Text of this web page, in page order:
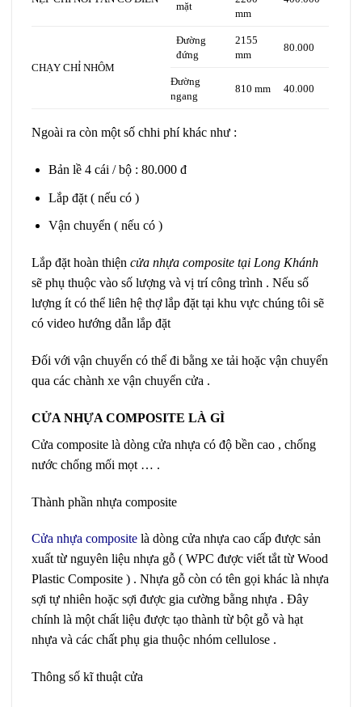
mặt
mm
CHẠY CHỈ NHÔM
Đường
đứng
2155
mm
80.000
Đường
ngang
810 mm 40.000
Ngoài ra còn một số chhi phí khác như :
Bản lề 4 cái / bộ : 80.000 đ
Lắp đặt ( nếu có )
Vận chuyển ( nếu có )
Lắp đặt hoàn thiện cửa nhựa composite tại Long Khánh
sẽ phụ thuộc vào số lượng và vị trí công trình . Nếu số
lượng ít có thể liên hệ thợ lắp đặt tại khu vực chúng tôi sẽ
có video hướng dẫn lắp đặt
Đối với vận chuyển có thể đi bằng xe tải hoặc vận chuyển
qua các chành xe vận chuyển cửa .
CỬA NHỰA COMPOSITE LÀ GÌ
Cửa composite là dòng cửa nhựa có độ bền cao , chống
nước chống mối mọt … .
Thành phần nhựa composite
Cửa nhựa composite là dòng cửa nhựa cao cấp được sản
xuất từ nguyên liệu nhựa gỗ ( WPC được viết tắt từ Wood
Plastic Composite ) . Nhựa gỗ còn có tên gọi khác là nhựa
sợi tự nhiên hoặc sợi được gia cường bằng nhựa . Đây
chính là một chất liệu được tạo thành từ bột gỗ và hạt
nhựa và các chất phụ gia thuộc nhóm cellulose .
Thông số kĩ thuật cửa